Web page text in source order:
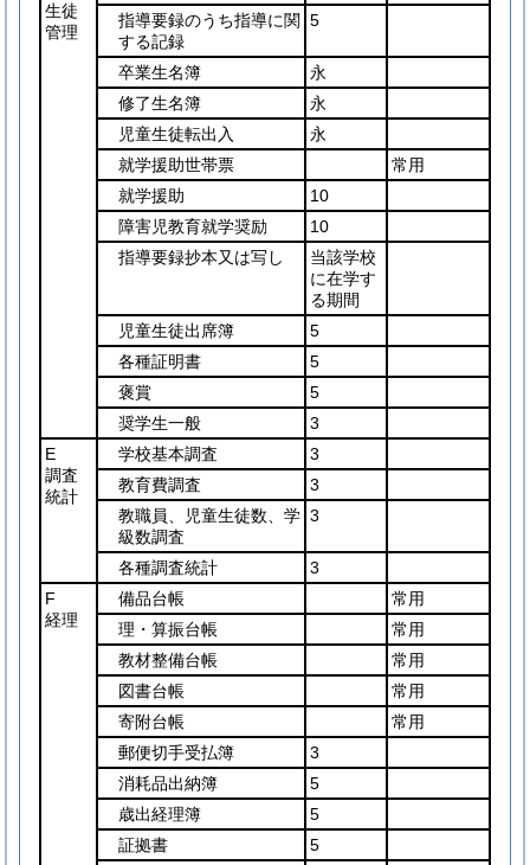
生徒
管理
指導要録のうち指導に関
する記録
5
卒業生名簿
永
修了生名簿
永
児童生徒転出入
永
就学援助世帯票
常用
就学援助
10
障害児教育就学奨励
10
指導要録抄本又は写し
当該学校
に在学す
る期間
児童生徒出席簿
5
各種証明書
5
褒賞
5
奨学生一般
3
E
調査
統計
学校基本調査
3
教育費調査
3
教職員、児童生徒数、学
級数調査
3
各種調査統計
3
F
経理
備品台帳
常用
理・算振台帳
常用
教材整備台帳
常用
図書台帳
常用
寄附台帳
常用
郵便切手受払簿
3
消耗品出納簿
5
歳出経理簿
5
証拠書
5